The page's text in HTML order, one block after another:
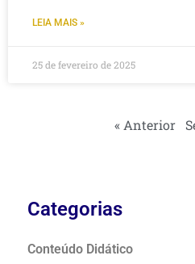
LEIA MAIS »
25 de fevereiro de 2025
« Anterior
Categorias
Conteúdo Didático